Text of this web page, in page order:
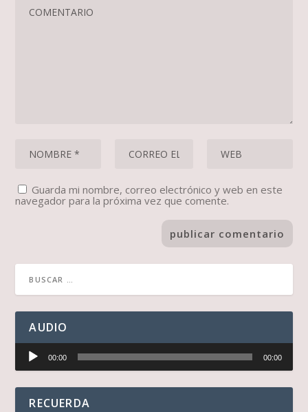
Guarda mi nombre, correo electrónico y web en este
navegador para la próxima vez que comente.
AUDIO
Reproductor
audio
00:00 00:00
RECUERDA